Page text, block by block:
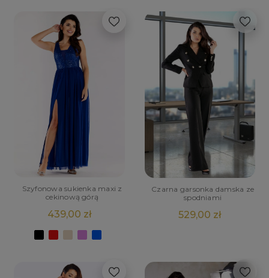
Szyfonowa sukienka maxi z
cekinową górą
439,00 zł
Czarna garsonka damska ze
spodniami
529,00 zł